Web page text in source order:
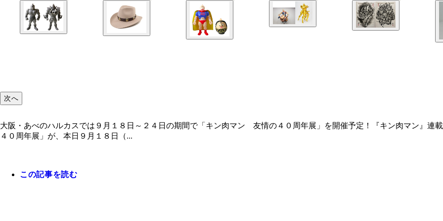
次へ
大阪・あべのハルカスでは９月１８日～２４日の期間で「キン肉マン 友情の４０周年展」を開催予定！『キン肉マン』
４０周年展」が、本日９月１８日（...
この記事を読む